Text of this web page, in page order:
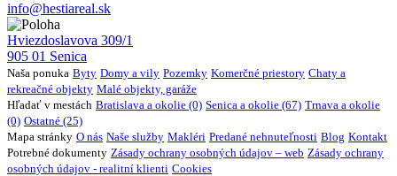
info@hestiareal.sk
Hviezdoslavova 309/1
905 01 Senica
Naša ponuka Byty Domy a vily Pozemky Komerčné priestory Chaty a
rekreačné objekty Malé objekty, garáže
Hľadať v mestách Bratislava a okolie (0) Senica a okolie (67) Trnava a okolie
(0) Ostatné (25)
Mapa stránky O nás Naše služby Makléri Predané nehnuteľnosti Blog Kontakt
Potrebné dokumenty Zásady ochrany osobných údajov – web Zásady ochrany
osobných údajov - realitní klienti Cookies